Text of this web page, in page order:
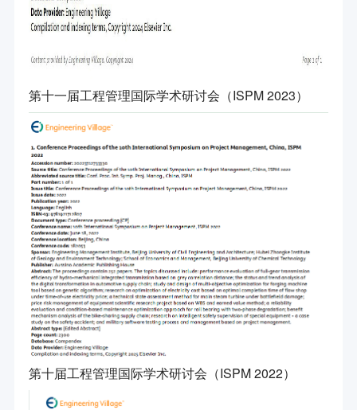
第十一届工程管理国际学术研讨会（ISPM 2023）
第十届工程管理国际学术研讨会（ISPM 2022）